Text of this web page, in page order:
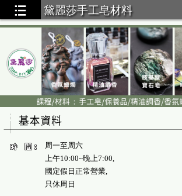
黛麗莎手工皂材料
周一至周六
上午10:00~晚上7:00,
國定假日正常營業,
只休周日